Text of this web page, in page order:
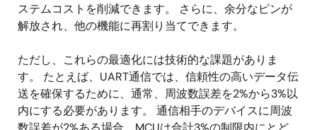
ステムコストを削減できます。 さらに、余分なピンが
解放され、他の機能に再割り当てできます。
ただし、これらの最適化には技術的な課題がありま
す。 たとえば、UART通信では、信頼性の高いデータ伝
送を確保するために、通常、周波数誤差を2%から3%以
内にする必要があります。 通信相手のデバイスに周波